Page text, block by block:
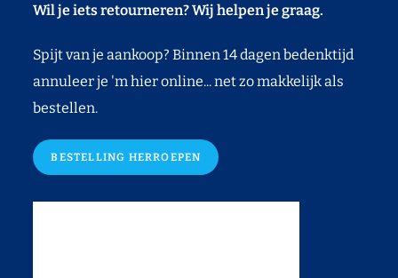
Wil je iets retourneren? Wij helpen je graag.
Spijt van je aankoop? Binnen 14 dagen bedenktijd
annuleer je 'm hier online... net zo makkelijk als
bestellen.
BESTELLING HERROEPEN